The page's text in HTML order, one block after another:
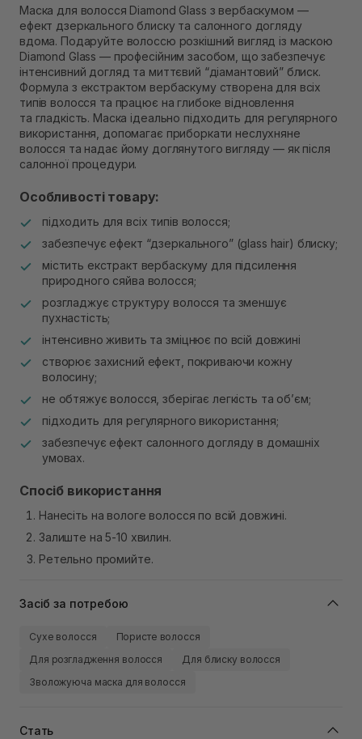
Самовивіз м. Рівне, вул. 16-го Липня, 15
Немає в наявності!
Самовивіз м. Рівне, вул. Кулика і Гудачека 23 (ТЦ
Екватор)
Немає в наявності!
Маска для волосся Diamond Glass з вербаскумом —
ефект дзеркального блиску та салонного догляду
вдома. Подаруйте волоссю розкішний вигляд із маскою
Diamond Glass — професійним засобом, що забезпечує
інтенсивний догляд та миттєвий “діамантовий” блиск.
Формула з екстрактом вербаскуму створена для всіх
типів волосся та працює на глибоке відновлення
та гладкість. Маска ідеально підходить для регулярного
використання, допомагає приборкати неслухняне
волосся та надає йому доглянутого вигляду — як після
салонної процедури.
Особливості товару:
підходить для всіх типів волосся;
забезпечує ефект “дзеркального” (glass hair) блиску;
містить екстракт вербаскуму для підсилення
природного сяйва волосся;
розгладжує структуру волосся та зменшує
пухнастість;
інтенсивно живить та зміцнює по всій довжині
створює захисний ефект, покриваючи кожну
волосину;
не обтяжує волосся, зберігає легкість та об’єм;
підходить для регулярного використання;
забезпечує ефект салонного догляду в домашніх
умовах.
Спосіб використання
Нанесіть на вологе волосся по всій довжині.
Залиште на 5-10 хвилин.
Ретельно промийте.
Засіб за потребою
Сухе волосся
Пористе волосся
Для розгладження волосся
Для блиску волосся
Зволожуюча маска для волосся
Стать